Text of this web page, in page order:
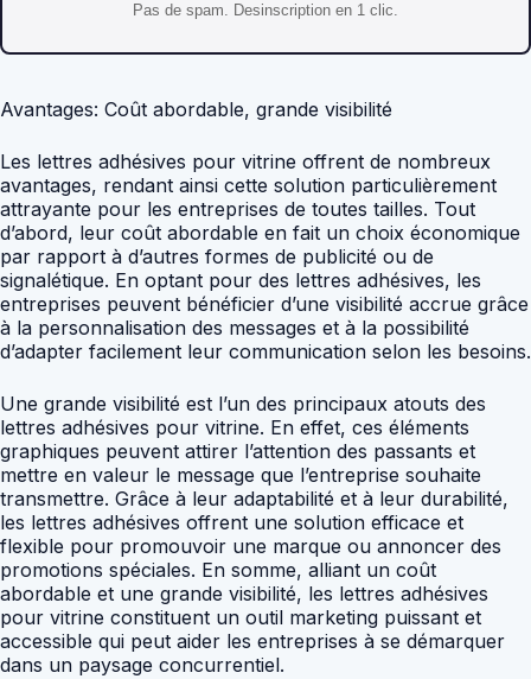
Pas de spam. Desinscription en 1 clic.
Avantages: Coût abordable, grande visibilité
Les lettres adhésives pour vitrine offrent de nombreux
avantages, rendant ainsi cette solution particulièrement
attrayante pour les entreprises de toutes tailles. Tout
d’abord, leur coût abordable en fait un choix économique
par rapport à d’autres formes de publicité ou de
signalétique. En optant pour des lettres adhésives, les
entreprises peuvent bénéficier d’une visibilité accrue grâce
à la personnalisation des messages et à la possibilité
d’adapter facilement leur communication selon les besoins.
Une grande visibilité est l’un des principaux atouts des
lettres adhésives pour vitrine. En effet, ces éléments
graphiques peuvent attirer l’attention des passants et
mettre en valeur le message que l’entreprise souhaite
transmettre. Grâce à leur adaptabilité et à leur durabilité,
les lettres adhésives offrent une solution efficace et
flexible pour promouvoir une marque ou annoncer des
promotions spéciales. En somme, alliant un coût
abordable et une grande visibilité, les lettres adhésives
pour vitrine constituent un outil marketing puissant et
accessible qui peut aider les entreprises à se démarquer
dans un paysage concurrentiel.